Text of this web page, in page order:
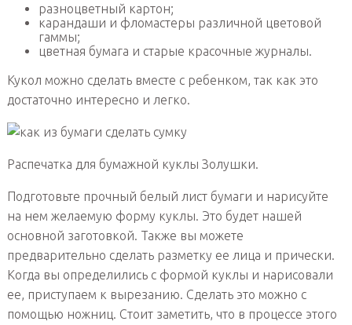
разноцветный картон;
карандаши и фломастеры различной цветовой
гаммы;
цветная бумага и старые красочные журналы.
Кукол можно сделать вместе с ребенком, так как это
достаточно интересно и легко.
Распечатка для бумажной куклы Золушки.
Подготовьте прочный белый лист бумаги и нарисуйте
на нем желаемую форму куклы. Это будет нашей
основной заготовкой. Также вы можете
предварительно сделать разметку ее лица и прически.
Когда вы определились с формой куклы и нарисовали
ее, приступаем к вырезанию. Сделать это можно с
помощью ножниц. Стоит заметить, что в процессе этого